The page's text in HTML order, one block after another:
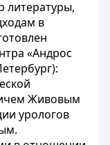
литературы,
в
«Андрос
Живовым
урологов